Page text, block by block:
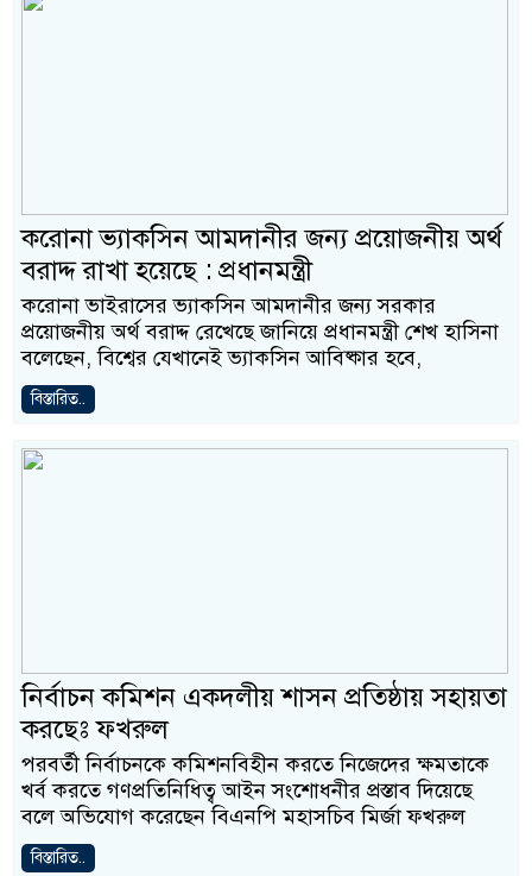
করোনা ভ্যাকসিন আমদানীর জন্য প্রয়োজনীয় অর্থ
বরাদ্দ রাখা হয়েছে : প্রধানমন্ত্রী
করোনা ভাইরাসের ভ্যাকসিন আমদানীর জন্য সরকার
প্রয়োজনীয় অর্থ বরাদ্দ রেখেছে জানিয়ে প্রধানমন্ত্রী শেখ হাসিনা
বলেছেন, বিশ্বের যেখানেই ভ্যাকসিন আবিষ্কার হবে,
বিস্তারিত..
নির্বাচন কমিশন একদলীয় শাসন প্রতিষ্ঠায় সহায়তা
করছেঃ ফখরুল
পরবর্তী নির্বাচনকে কমিশনবিহীন করতে নিজেদের ক্ষমতাকে
খর্ব করতে গণপ্রতিনিধিত্ব আইন সংশোধনীর প্রস্তাব দিয়েছে
বলে অভিযোগ করেছেন বিএনপি মহাসচিব মির্জা ফখরুল
বিস্তারিত..